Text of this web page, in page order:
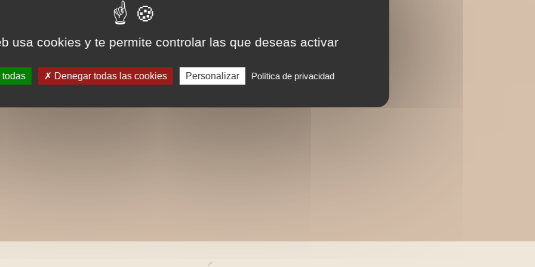
usa cookies y te permite controlar las que deseas activar
Denegar todas las cookies Personalizar Política de privacidad